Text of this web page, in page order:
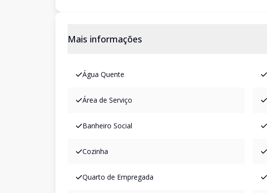
Mais informações
Água Quente
Área de Serviço
Banheiro Social
Cozinha
Quarto de Empregada